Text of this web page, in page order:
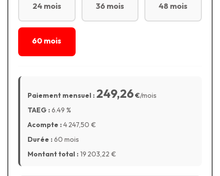
24 mois 36 mois 48 mois
60 mois
Paiement mensuel : 249,26€/mois
TAEG :6.49 %
Acompte :4 247,50 €
Durée :60 mois
Montant total :19 203,22 €